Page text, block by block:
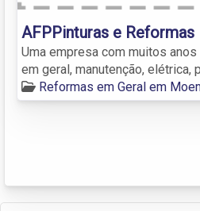
AFPPinturas e Reformas
Uma empresa com muitos
em geral, manutenção, elétrica,
Reformas em Geral em